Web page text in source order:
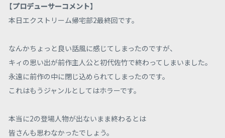
【プロデューサーコメント】
本日エクストリーム帰宅部2最終回です。
なんかちょっと良い話風に感じてしまったのですが、
キィの思い出が前作主人公と初代佐竹で終わってしまいました。
永遠に前作の中に閉じ込められてしまったのです。
これはもうジャンルとしてはホラーです。
本当に2の登場人物が出ないまま終わるとは
皆さんも思わなかったでしょう。